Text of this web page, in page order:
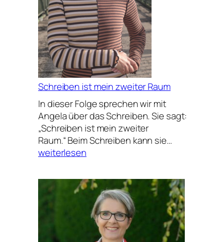
Schreiben ist mein zweiter Raum
In dieser Folge sprechen wir mit
Angela über das Schreiben. Sie sagt:
„Schreiben ist mein zweiter
Raum.“ Beim Schreiben kann sie…
zweiter
Raum
weiterlesen